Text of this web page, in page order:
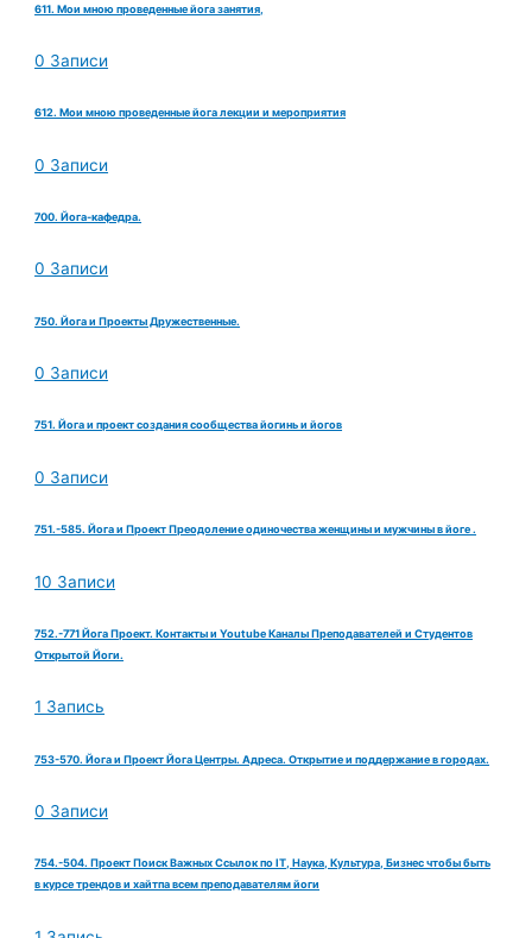
611. Мои мною проведенные йога занятия,
0 Записи
612. Мои мною проведенные йога лекции и мероприятия
0 Записи
700. Йога-кафедра.
0 Записи
750. Йога и Проекты Дружественные.
0 Записи
751. Йога и проект создания сообщества йогинь и йогов
0 Записи
751.-585. Йога и Проект Преодоление одиночества женщины и мужчины в йоге .
10 Записи
752.-771 Йога Проект. Контакты и Youtube Каналы Преподавателей и Студентов
Открытой Йоги.
1 Запись
753-570. Йога и Проект Йога Центры. Адреса. Открытие и поддержание в городах.
0 Записи
754.-504. Проект Поиск Важных Ссылок по IT, Наука, Культура, Бизнес чтобы быть
в курсе трендов и хайтпа всем преподавателям йоги